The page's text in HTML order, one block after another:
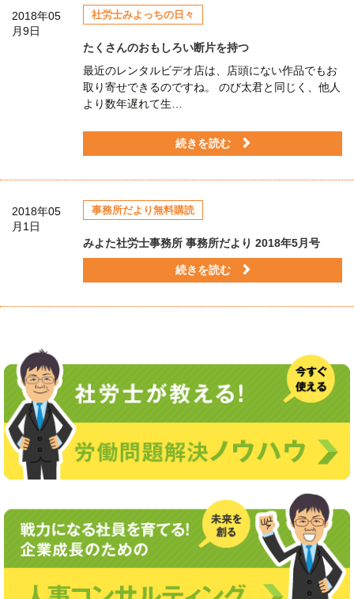
2018年05
月9日
社労士みよっちの日々
たくさんのおもしろい断片を持つ
最近のレンタルビデオ店は、店頭にない作品でもお
取り寄せできるのですね。 のび太君と同じく、他人
より数年遅れて生…
続きを読む
2018年05
月1日
事務所だより無料購読
みよた社労士事務所 事務所だより 2018年5月号
続きを読む